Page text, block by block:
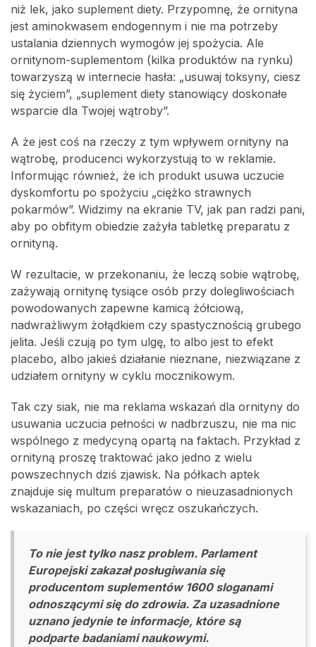
niż lek, jako suplement diety. Przypomnę, że ornityna
jest aminokwasem endogennym i nie ma potrzeby
ustalania dziennych wymogów jej spożycia. Ale
ornitynom-suplementom (kilka produktów na rynku)
towarzyszą w internecie hasła: „usuwaj toksyny, ciesz
się życiem”, „suplement diety stanowiący doskonałe
wsparcie dla Twojej wątroby”.
A że jest coś na rzeczy z tym wpływem ornityny na
wątrobę, producenci wykorzystują to w reklamie.
Informując również, że ich produkt usuwa uczucie
dyskomfortu po spożyciu „ciężko strawnych
pokarmów”. Widzimy na ekranie TV, jak pan radzi pani,
aby po obfitym obiedzie zażyła tabletkę preparatu z
ornityną.
W rezultacie, w przekonaniu, że leczą sobie wątrobę,
zażywają ornitynę tysiące osób przy dolegliwościach
powodowanych zapewne kamicą żółciową,
nadwrażliwym żołądkiem czy spastycznością grubego
jelita. Jeśli czują po tym ulgę, to albo jest to efekt
placebo, albo jakieś działanie nieznane, niezwiązane z
udziałem ornityny w cyklu mocznikowym.
Tak czy siak, nie ma reklama wskazań dla ornityny do
usuwania uczucia pełności w nadbrzuszu, nie ma nic
wspólnego z medycyną opartą na faktach. Przykład z
ornityną proszę traktować jako jedno z wielu
powszechnych dziś zjawisk. Na półkach aptek
znajduje się multum preparatów o nieuzasadnionych
wskazaniach, po części wręcz oszukańczych.
To nie jest tylko nasz problem. Parlament
Europejski zakazał posługiwania się
producentom suplementów 1600 sloganami
odnoszącymi się do zdrowia. Za uzasadnione
uznano jedynie te informacje, które są
podparte badaniami naukowymi.